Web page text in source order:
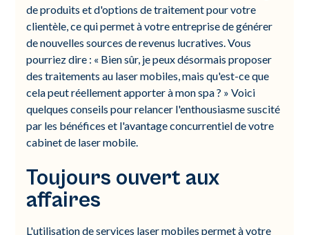
de produits et d'options de traitement pour votre
clientèle, ce qui permet à votre entreprise de générer
de nouvelles sources de revenus lucratives. Vous
pourriez dire : « Bien sûr, je peux désormais proposer
des traitements au laser mobiles, mais qu'est-ce que
cela peut réellement apporter à mon spa ? » Voici
quelques conseils pour relancer l'enthousiasme suscité
par les bénéfices et l'avantage concurrentiel de votre
cabinet de laser mobile.
Toujours ouvert aux
affaires
L'utilisation de services laser mobiles permet à votre